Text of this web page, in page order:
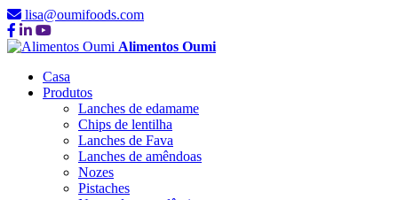
lisa@oumifoods.com
Alimentos Oumi
Casa
Produtos
Lanches de edamame
Chips de lentilha
Lanches de Fava
Lanches de amêndoas
Nozes
Pistaches